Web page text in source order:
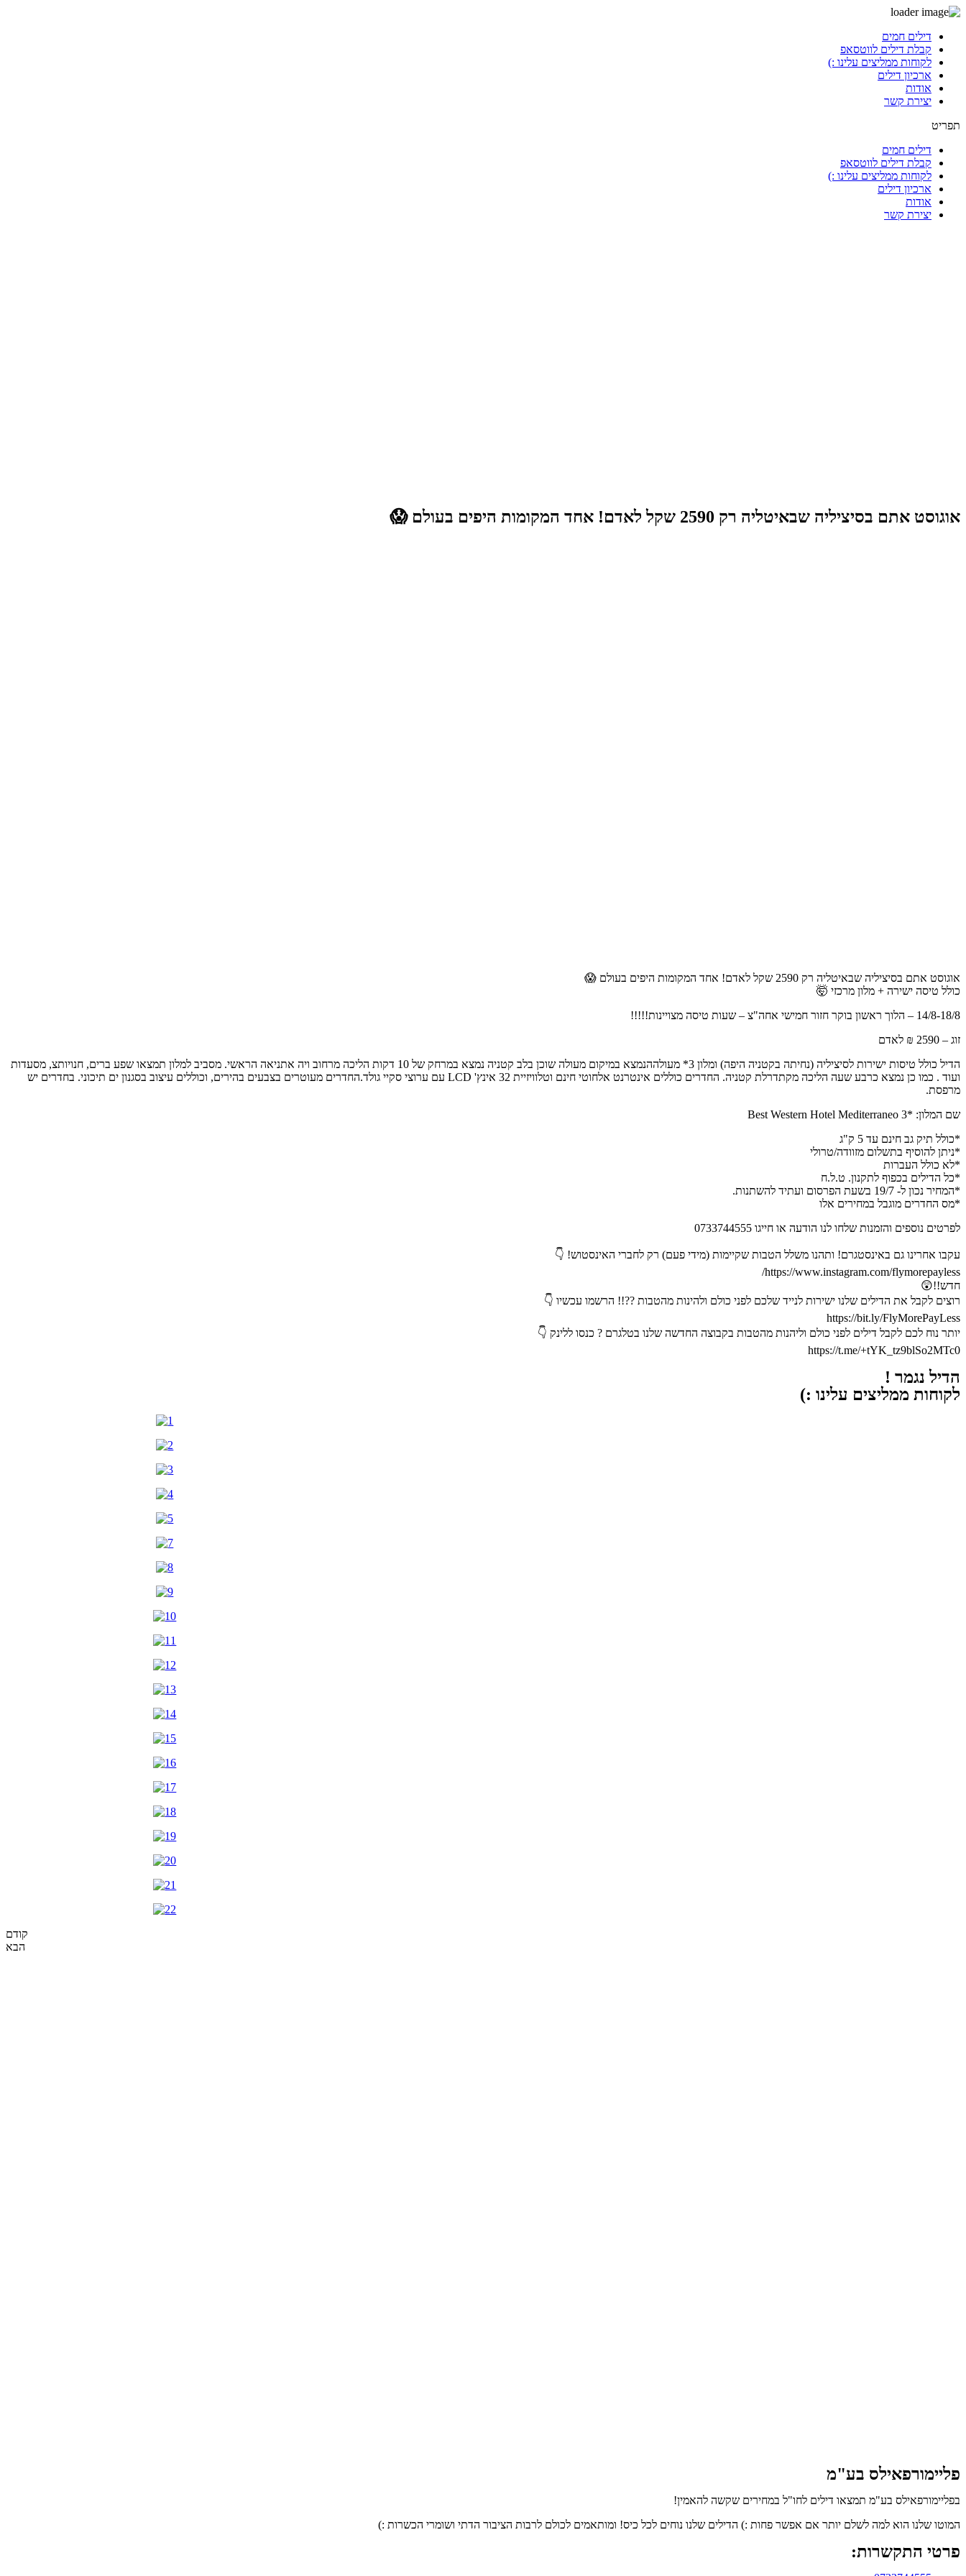
לתוכן
דילים חמים
קבלת דילים לווטסאפ
לקוחות ממליצים עלינו :)
ארכיון דילים
אודות
יצירת קשר
תפריט
דילים חמים
קבלת דילים לווטסאפ
לקוחות ממליצים עלינו :)
ארכיון דילים
אודות
יצירת קשר
אוגוסט אתם בסיציליה שבאיטליה רק 2590 שקל לאדם! אחד המקומות היפים בעולם 😱
אוגוסט אתם בסיציליה שבאיטליה רק 2590 שקל לאדם! אחד המקומות היפים בעולם 😱
כולל טיסה ישירה + מלון מרכזי 🤯
14/8-18/8 – הלוך ראשון בוקר חזור חמישי אחה"צ – שעות טיסה מצויינות!!!!!
זוג – 2590 ₪ לאדם
הדיל כולל טיסות ישירות לסיציליה (נחיתה בקטניה היפה) ומלון 3* מעולההנמצא במיקום מעולה שוכן בלב קטניה נמצא במרחק של 10 דקות הליכה מרחוב ויה אתניאה הראשי. מסביב למלון תמצאו שפע ברים, חנויותצ, מסעדות
ועוד . כמו כן נמצא כרבע שעה הליכה מקתדרלת קטניה. החדרים כוללים אינטרנט אלחוטי חינם וטלוויזיית 32 אינץ' LCD עם ערוצי סקיי גולד.החדרים מעוטרים בצבעים בהירים, וכוללים עיצוב בסגנון ים תיכוני. בחדרים יש
מרפסת.
שם המלון: *3 Best Western Hotel Mediterraneo
*כולל תיק גב חינם עד 5 ק"ג
*ניתן להוסיף בתשלום מזוודה/טרולי
*לא כולל העברות
*כל הדילים בכפוף לתקנון. ט.ל.ח
*המחיר נכון ל- 19/7 בשעת הפרסום ועתיד להשתנות.
*מס החדרים מוגבל במחירים אלו
לפרטים נוספים והזמנות שלחו לנו הודעה או חייגו 0733744555
עקבו אחרינו גם באינסטגרם! ותהנו משלל הטבות שקיימות (מידי פעם) רק לחברי האינסטוש! 👇
https://www.instagram.com/flymorepayless/
חדש!!😲
רוצים לקבל את הדילים שלנו ישירות לנייד שלכם לפני כולם ולהינות מהטבות ??!! הרשמו עכשיו 👇
https://bit.ly/FlyMorePayLess
יותר נוח לכם לקבל דילים לפני כולם וליהנות מהטבות בקבוצה החדשה שלנו בטלגרם ? כנסו ללינק 👇
https://t.me/+tYK_tz9blSo2MTc0
הדיל נגמר !
לקוחות ממליצים עלינו :)
קודם
הבא
פליימורפאילס בע"מ
בפליימורפאילס בע"מ תמצאו דילים לחו"ל במחירים שקשה להאמין!
המוטו שלנו הוא למה לשלם יותר אם אפשר פחות :) הדילים שלנו נוחים לכל כיס! ומותאמים לכולם לרבות הציבור הדתי ושומרי הכשרות :)
פרטי התקשרות: